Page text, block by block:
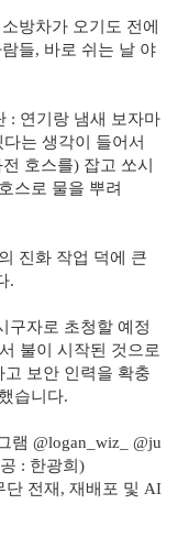
방차가 오기도 전에
들, 바로 쉬는 날 야
: 연기랑 냄새 보자마
는 생각이 들어서
호스를) 잡고 쏘시
스로 물을 뿌려
진화 작업 덕에 큰
.
구자로 초청할 예정
불이 시작된 것으로
보안 인력을 확충
습니다.
램 @logan_wiz_ @ju
: 한광희)
단 전재, 재배포 및 AI